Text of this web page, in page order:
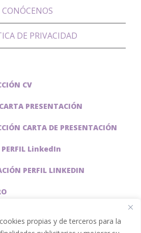
propias y de terceros para la
CONÓCENOS
DE PRIVACIDAD
CV
PRESENTACIÓN
CARTA DE PRESENTACIÓN
PERFIL LinkedIn
PERFIL LINKEDIN